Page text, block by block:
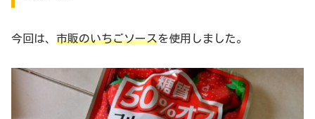
今回は、 市販のいちごソースを使用しました。